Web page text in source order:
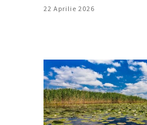
22 Aprilie 2026